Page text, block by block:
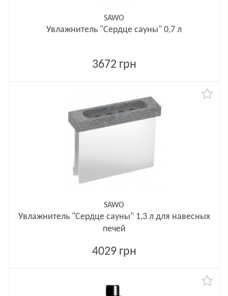
SAWO
Увлажнитель "Сердце сауны" 0,7 л
3672 грн
SAWO
Увлажнитель "Сердце сауны" 1,3 л для навесных
печей
4029 грн